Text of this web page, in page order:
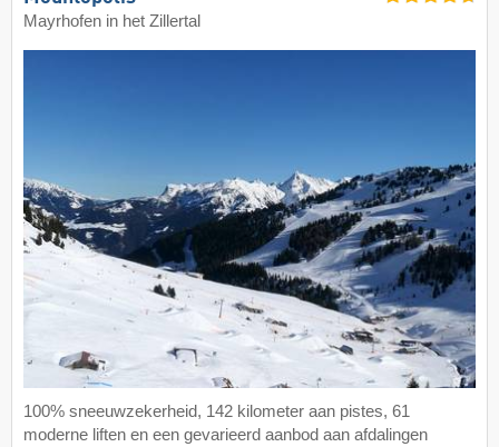
Mayrhofen in het Zillertal
100% sneeuwzekerheid, 142 kilometer aan pistes, 61
moderne liften en een gevarieerd aanbod aan afdalingen